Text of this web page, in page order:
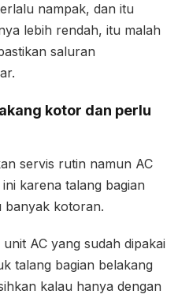
nampak, dan itu
lebih rendah, itu malah
saluran
kotor dan perlu
servis rutin namun AC
karena talang bagian
banyak kotoran.
AC yang sudah dipakai
talang bagian belakang
kalau hanya dengan